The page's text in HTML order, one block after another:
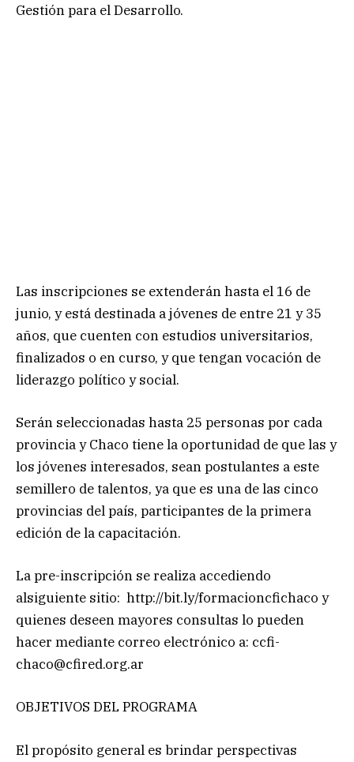
Gestión para el Desarrollo.
Las inscripciones se extenderán hasta el 16 de
junio, y está destinada a jóvenes de entre 21 y 35
años, que cuenten con estudios universitarios,
finalizados o en curso, y que tengan vocación de
liderazgo político y social.
Serán seleccionadas hasta 25 personas por cada
provincia y Chaco tiene la oportunidad de que las y
los jóvenes interesados, sean postulantes a este
semillero de talentos, ya que es una de las cinco
provincias del país, participantes de la primera
edición de la capacitación.
La pre-inscripción se realiza accediendo
alsiguiente sitio: http://bit.ly/formacioncfichaco y
quienes deseen mayores consultas lo pueden
hacer mediante correo electrónico a: ccfi-
chaco@cfired.org.ar
OBJETIVOS DEL PROGRAMA
El propósito general es brindar perspectivas